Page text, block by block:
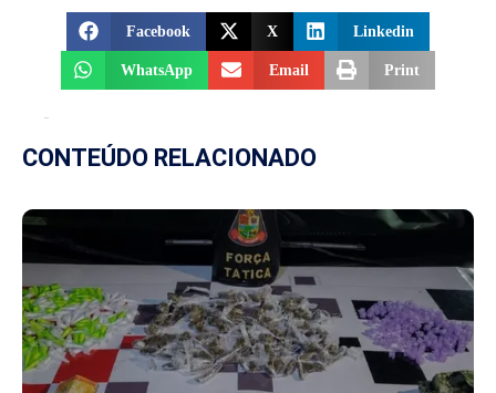
Facebook X Linkedin
WhatsApp Email Print
CONTEÚDO RELACIONADO